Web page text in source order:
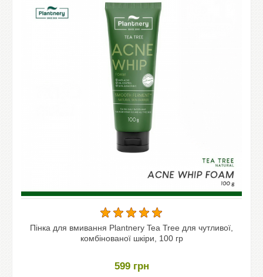
Пінка для вмивання Plantnery Tea Tree для чутливої,
комбінованої шкіри, 100 гр
599 грн